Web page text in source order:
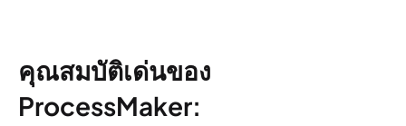
คุณสมบัติเด่นของ
ProcessMaker: